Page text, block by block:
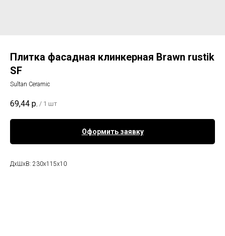
Плитка фасадная клинкерная Brawn rustik
SF
Sultan Ceramic
69,44 р. / 1 шт
Оформить заявку
ДхШхВ: 230x115x10